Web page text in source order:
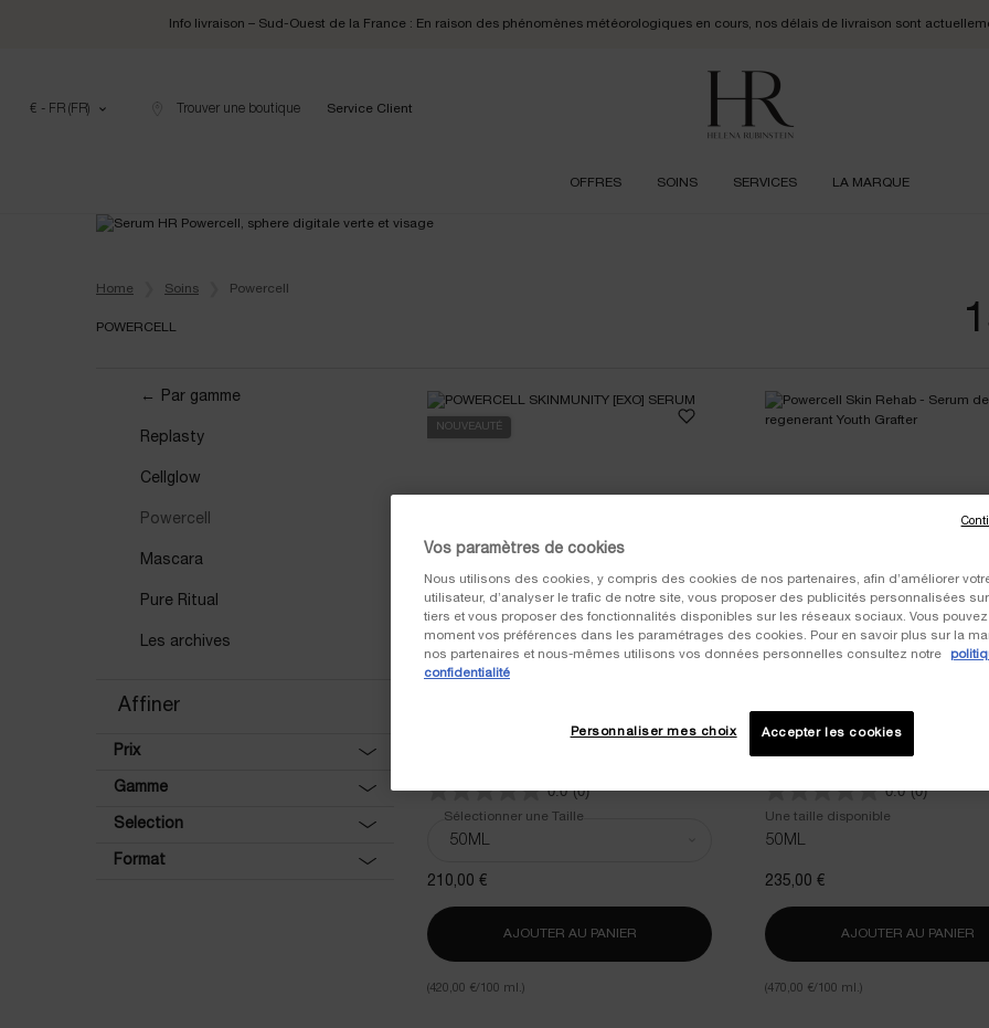
Info livraison – Sud-Ouest de la France : En raison des phénomènes météorologiques en cours, nos délais de livraison sont
€ - FR (FR) Trouver une boutique Service Client
OFFRES SOINS SERVICES LA MARQUE
Contenu principal
Home Soins Powercell
POWERCELL
Par gamme
Replasty
Cellglow
Powercell
Mascara
Pure Ritual
Les archives
Affiner
Prix
Gamme
Selection
Format
NOUVEAUTÉ
0.0 (0)
Sélectionner une Taille
210,00 €
AJOUTER AU PANIER POWERCELL SKINMUNITY [EXO] SERUM
(420,00 €/100 ml.)
RÉGÉNÉRANT YOUTH GRAFTER
0.0 (0)
Une taille disponible
50ML
235,00 €
AJOUTER AU PANIER
(470,00 €/100 ml.)
Vos paramètres de cookies
Nous utilisons des cookies, y compris des cookies de nos partenaires, afin d’améliorer
utilisateur, d’analyser le trafic de notre site, vous proposer des publicités personnalisées
tiers et vous proposer des fonctionnalités disponibles sur les réseaux sociaux. Vous pouvez
moment vos préférences dans les paramétrages des cookies. Pour en savoir plus sur la
nos partenaires et nous-mêmes utilisons vos données personnelles consultez notre
confidentialité
Accepter les cookies
Personnaliser mes choix